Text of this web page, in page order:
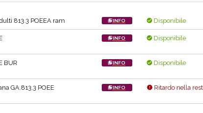
813.3 POEEA ram INFO Disponibile
INFO Disponibile
BUR INFO Disponibile
GA.813.3 POEE INFO Ritardo nella